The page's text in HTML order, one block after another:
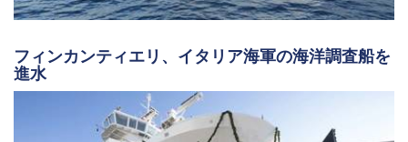
フィンカンティエリ、イタリア海軍の海洋調査船を
進水